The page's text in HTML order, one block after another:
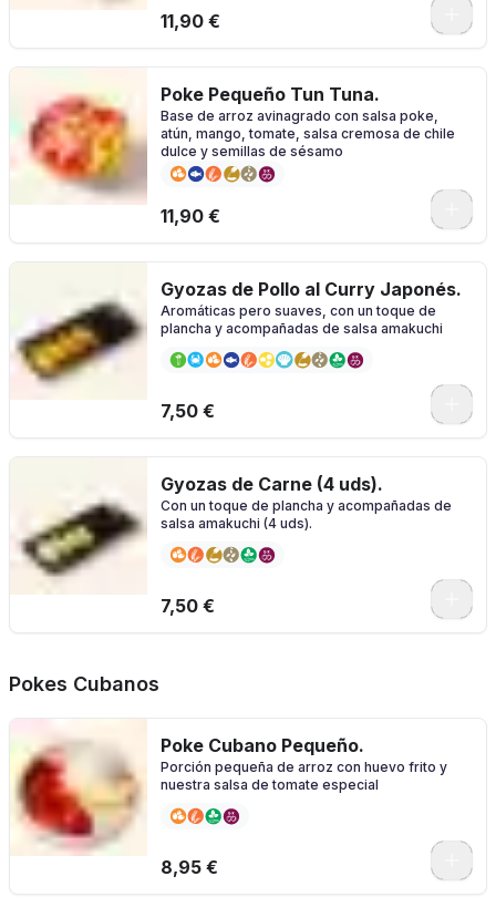
11,90 €
Poke Pequeño Tun Tuna.
Base de arroz avinagrado con salsa poke,
atún, mango, tomate, salsa cremosa de chile
dulce y semillas de sésamo
11,90 €
Gyozas de Pollo al Curry Japonés.
Aromáticas pero suaves, con un toque de
plancha y acompañadas de salsa amakuchi
7,50 €
Gyozas de Carne (4 uds).
Con un toque de plancha y acompañadas de
salsa amakuchi (4 uds).
7,50 €
Pokes Cubanos
Poke Cubano Pequeño.
Porción pequeña de arroz con huevo frito y
nuestra salsa de tomate especial
8,95 €